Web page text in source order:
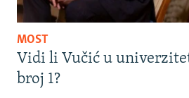
MOST
Vidi li Vučić u
broj 1?